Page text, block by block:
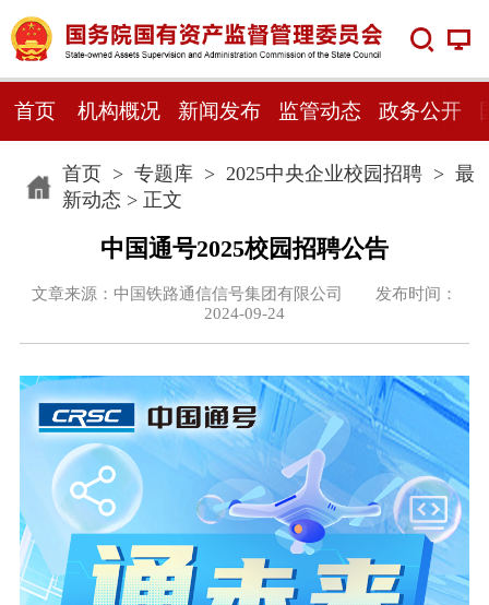
首页 机构概况 新闻发布 监管动态 政务公开
首页> 专题库> 2025中央企业校园招聘> 最
新动态 > 正文
中国通号2025校园招聘公告
文章来源：中国铁路通信信号集团有限公司 发布时间：
2024-09-24